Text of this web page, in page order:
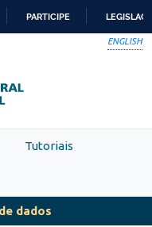
PARTICIPE
ENGLISH
Tutoriais
dados